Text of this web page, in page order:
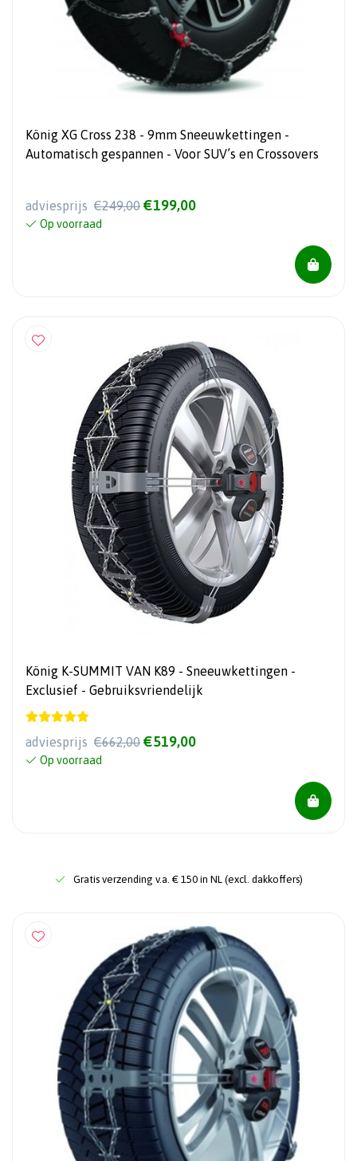
König XG Cross 238 - 9mm Sneeuwkettingen -
Automatisch gespannen - Voor SUV’s en Crossovers
adviesprijs €249,00 €199,00
Op voorraad
König K-SUMMIT VAN K89 - Sneeuwkettingen -
Exclusief - Gebruiksvriendelijk
adviesprijs €662,00 €519,00
Op voorraad
Gratis verzending v.a. € 150 in NL (excl. dakkoffers)